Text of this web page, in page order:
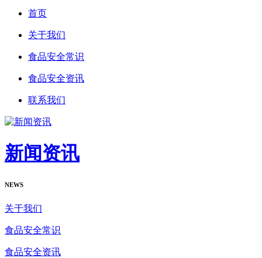
首页
关于我们
食品安全常识
食品安全资讯
联系我们
新闻资讯
NEWS
关于我们
食品安全常识
食品安全资讯